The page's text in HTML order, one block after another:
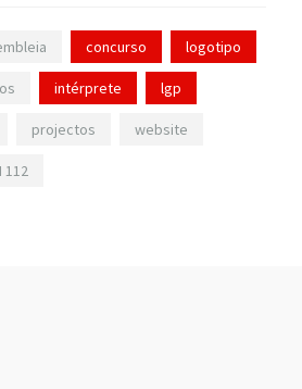
concurso logotipo
intérprete lgp
projectos website
112